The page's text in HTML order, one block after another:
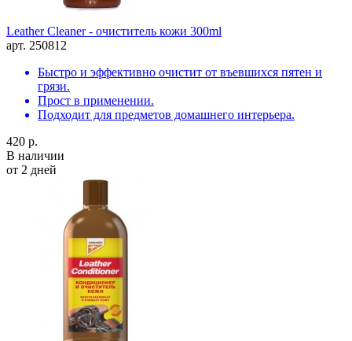
Leather Cleaner - очиститель кожи 300ml
арт. 250812
Быстро и эффективно очистит от въевшихся пятен и
грязи.
Прост в применении.
Подходит для предметов домашнего интерьера.
420 р.
В наличии
от 2 дней